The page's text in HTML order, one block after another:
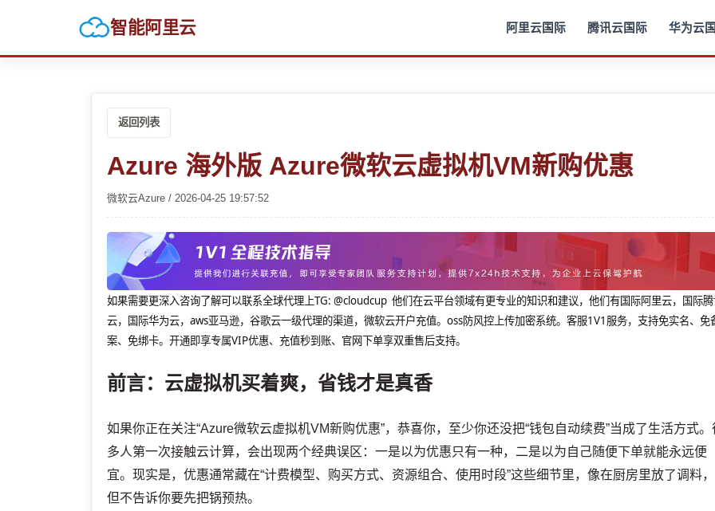
智能阿里云 阿里云国际 腾讯云国际 华为云
返回列表
Azure 海外版 Azure微软云虚拟机VM新购优惠
微软云Azure / 2026-04-25 19:57:52
如果需要更深入咨询了解可以联系全球代理上TG: @cloudcup 他们在云平台领域有更专业的知识和建议，他们有国际阿里云，国际
云，国际华为云，aws亚马逊，谷歌云一级代理的渠道，微软云开户充值。oss防风控上传加密系统。客服1V1服务，支持免实名、免
案、免绑卡。开通即享专属VIP优惠、充值秒到账、官网下单享双重售后支持。
前言：云虚拟机买着爽，省钱才是真香
如果你正在关注“Azure微软云虚拟机VM新购优惠”，恭喜你，至少你还没把“钱包自动续费”当成了生活方式。
多人第一次接触云计算，会出现两个经典误区：一是以为优惠只有一种，二是以为自己随便下单就能永远便
宜。现实是，优惠通常藏在“计费模型、购买方式、资源组合、使用时段”这些细节里，像在厨房里放了调料，
但不告诉你要先把锅预热。